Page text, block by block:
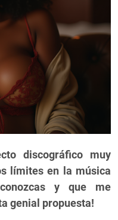
discográfico muy
límites en la música
y que me
genial propuesta!